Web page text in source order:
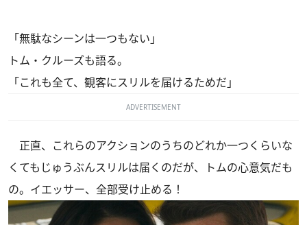
「無駄なシーンは一つもない」
トム・クルーズも語る。
「これも全て、観客にスリルを届けるためだ」
ADVERTISEMENT
正直、これらのアクションのうちのどれか一つくらいな
くてもじゅうぶんスリルは届くのだが、トムの心意気だも
の。イエッサー、全部受け止める！